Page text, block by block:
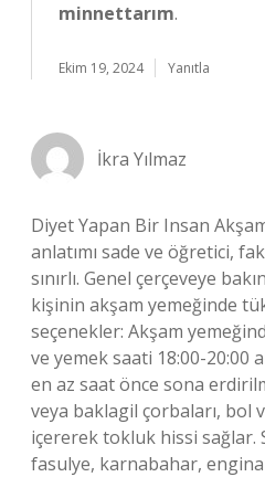
minnettarım.
Ekim 19, 2024 Yanıtla
İkra Yılmaz
Diyet Yapan Bir Insan
anlatımı sade ve öğretici,
sınırlı. Genel çerçeveye
kişinin akşam yemeğinde
seçenekler: Akşam
ve yemek saati 18:00-20:00
en az saat önce sona
veya baklagil çorbaları, bol
içererek tokluk hissi sağlar.
fasulye, karnabahar,